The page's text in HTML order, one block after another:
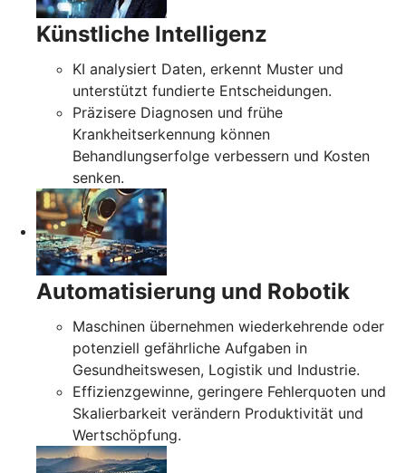
Künstliche Intelligenz
KI analysiert Daten, erkennt Muster und
unterstützt fundierte Entscheidungen.
Präzisere Diagnosen und frühe
Krankheitserkennung können
Behandlungserfolge verbessern und Kosten
senken.
Automatisierung und Robotik
Maschinen übernehmen wiederkehrende oder
potenziell gefährliche Aufgaben in
Gesundheitswesen, Logistik und Industrie.
Effizienzgewinne, geringere Fehlerquoten und
Skalierbarkeit verändern Produktivität und
Wertschöpfung.